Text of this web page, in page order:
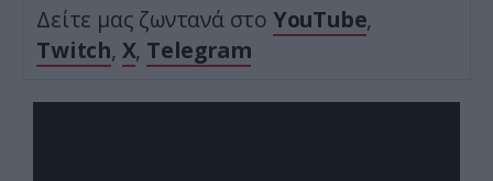
Δείτε μας ζωντανά στο YouTube,
Twitch, X, Telegram